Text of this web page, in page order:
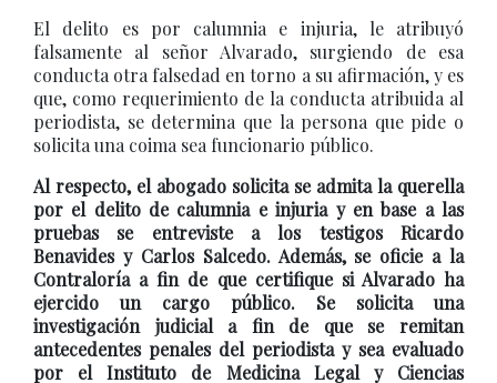
El delito es por calumnia e injuria, le atribuyó
falsamente al señor Alvarado, surgiendo de esa
conducta otra falsedad en torno a su afirmación, y es
que, como requerimiento de la conducta atribuida al
periodista, se determina que la persona que pide o
solicita una coima sea funcionario público.
Al respecto, el abogado solicita se admita la querella
por el delito de calumnia e injuria y en base a las
pruebas se entreviste a los testigos Ricardo
Benavides y Carlos Salcedo. Además, se oficie a la
Contraloría a fin de que certifique si Alvarado ha
ejercido un cargo público. Se solicita una
investigación judicial a fin de que se remitan
antecedentes penales del periodista y sea evaluado
por el Instituto de Medicina Legal y Ciencias